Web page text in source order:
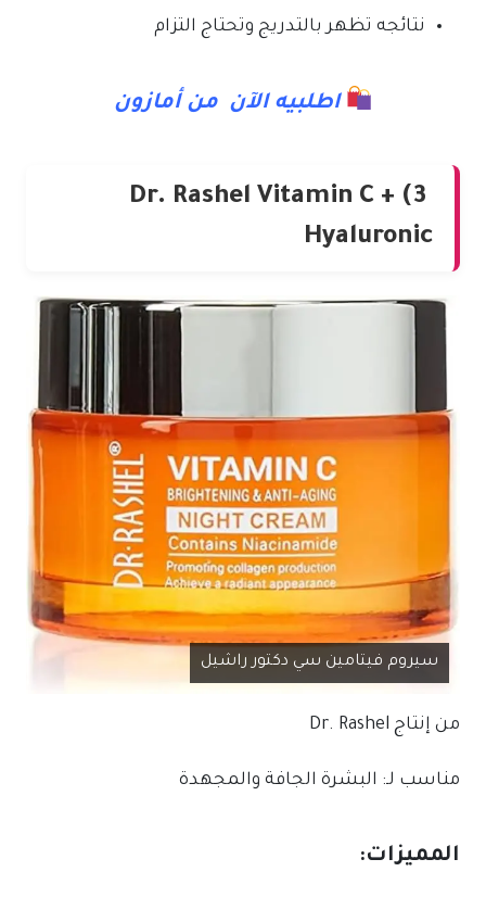
نتائجه تظهر بالتدريج وتحتاج التزام
اطلبيه الآن من أمازون
3) Dr. Rashel Vitamin C +
Hyaluronic
سيروم فيتامين سي دكتور راشيل
من إنتاج Dr. Rashel
مناسب لـ: البشرة الجافة والمجهدة
المميزات: